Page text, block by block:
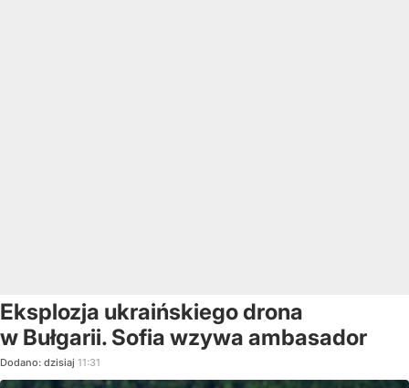
Eksplozja ukraińskiego drona
w Bułgarii. Sofia wzywa ambasador
Dodano: dzisiaj 11:31